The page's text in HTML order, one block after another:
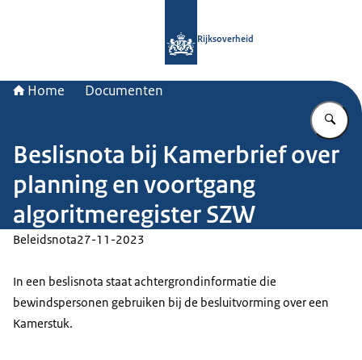
Rijksoverheid
Home Documenten
Beslisnota bij Kamerbrief over
planning en voortgang
algoritmeregister SZW
Beleidsnota27-11-2023
In een beslisnota staat achtergrondinformatie die
bewindspersonen gebruiken bij de besluitvorming over een
Kamerstuk.